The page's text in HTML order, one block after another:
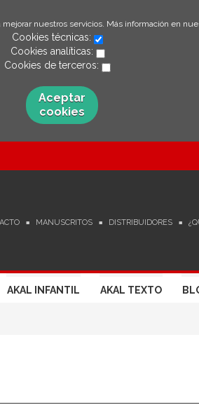
nuestros servicios. Más información en
Cookies técnicas:
Cookies analíticas:
Cookies de terceros:
Aceptar
cookies
MANUSCRITOS DISTRIBUIDORES
AKAL INFANTIL AKAL TEXTO